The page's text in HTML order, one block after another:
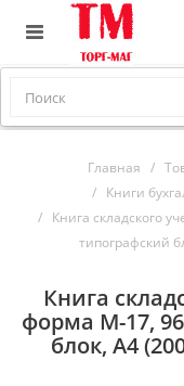
Главная
Книги
Книга складского
типографский
Книга
форма М-17,
блок, А4